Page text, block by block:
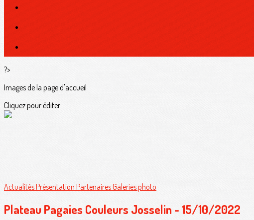
?>
Images de la page d'accueil
Cliquez pour éditer
ActualitésPrésentation PartenairesGaleries photo
Plateau Pagaies Couleurs Josselin - 15/10/2022